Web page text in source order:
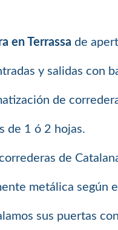
en Terrassa de
y salidas con
de
de 1 ó 2 hojas.
de
metálica según
sus puertas